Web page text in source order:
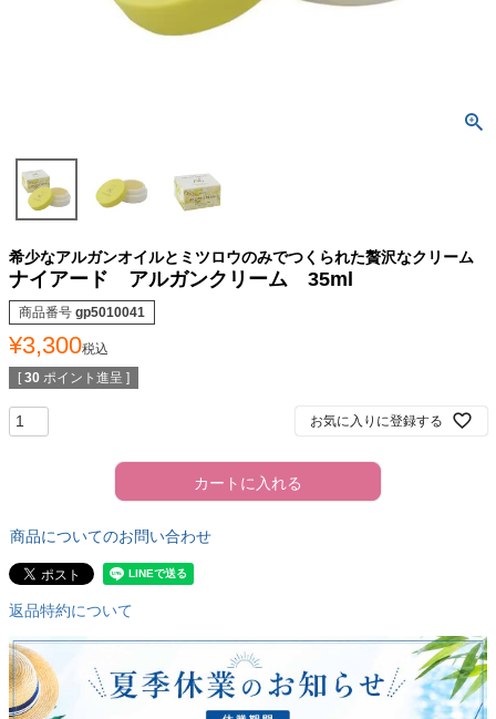
希少なアルガンオイルとミツロウのみでつくられた贅沢なクリーム
ナイアード アルガンクリーム 35ml
商品番号 gp5010041
¥3,300税込
[ 30 ポイント進呈 ]
お気に入りに登録する
カートに入れる
商品についてのお問い合わせ
返品特約について